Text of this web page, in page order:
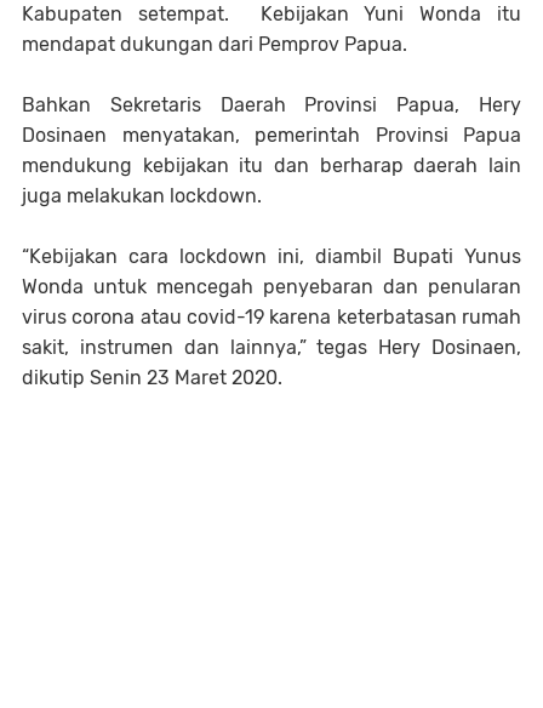
Kabupaten setempat. Kebijakan Yuni Wonda itu
mendapat dukungan dari Pemprov Papua.
Bahkan Sekretaris Daerah Provinsi Papua, Hery
Dosinaen menyatakan, pemerintah Provinsi Papua
mendukung kebijakan itu dan berharap daerah lain
juga melakukan lockdown.
“Kebijakan cara lockdown ini, diambil Bupati Yunus
Wonda untuk mencegah penyebaran dan penularan
virus corona atau covid-19 karena keterbatasan rumah
sakit, instrumen dan lainnya,” tegas Hery Dosinaen,
dikutip Senin 23 Maret 2020.